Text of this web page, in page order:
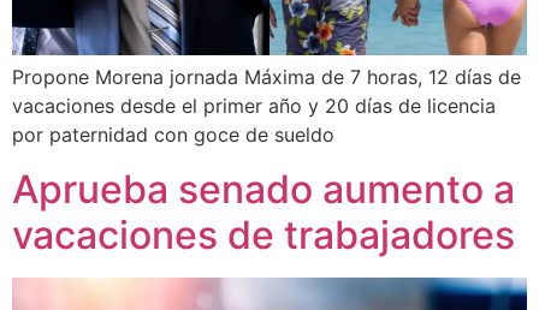
Propone Morena jornada Máxima de 7 horas, 12 días de
vacaciones desde el primer año y 20 días de licencia
por paternidad con goce de sueldo
Aprueba senado aumento a
vacaciones de trabajadores